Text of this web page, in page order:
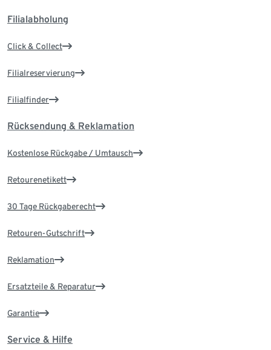
Filialabholung
Click & Collect
Filialreservierung
Filialfinder
Rücksendung & Reklamation
Kostenlose Rückgabe / Umtausch
Retourenetikett
30 Tage Rückgaberecht
Retouren-Gutschrift
Reklamation
Ersatzteile & Reparatur
Garantie
Service & Hilfe